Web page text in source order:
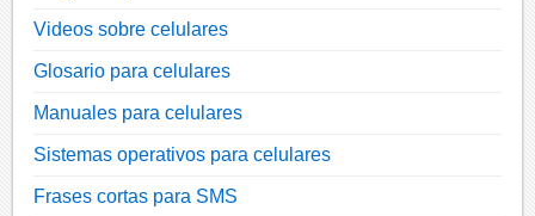
Videos sobre celulares
Glosario para celulares
Manuales para celulares
Sistemas operativos para celulares
Frases cortas para SMS